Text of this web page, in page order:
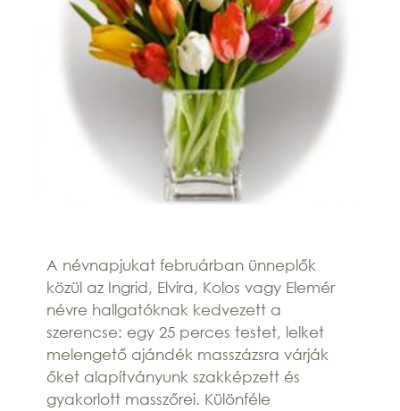
A névnapjukat februárban ünneplők
közül az Ingrid, Elvira, Kolos vagy Elemér
névre hallgatóknak kedvezett a
szerencse: egy 25 perces testet, lelket
melengető ajándék masszázsra várják
őket alapítványunk szakképzett és
gyakorlott masszőrei. Különféle